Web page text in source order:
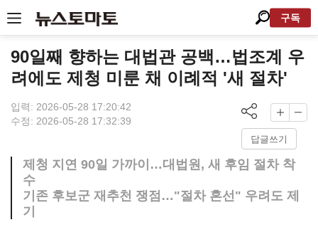
구독
90일째 향하는 대법관 공백…법조계 우
려에도 제청 미룬 채 이례적 '새 절차'
입력: 2026-05-28 17:20:42
수정: 2026-05-28 17:32:39
답글쓰기
제청 지연 90일 가까이…대법원, 새 후임 절차 착
수
기존 후보군 재추천 쟁점…"절차 혼선" 우려도 제
기